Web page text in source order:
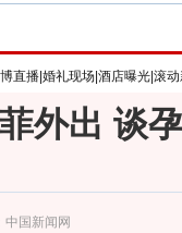
直播|婚礼现场|酒店曝光|滚
外出 谈
中国新闻网